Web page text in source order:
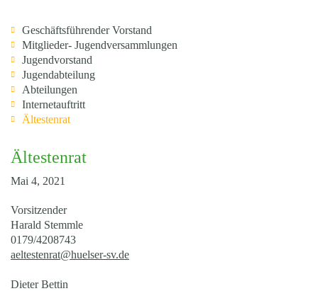
Geschäftsführender Vorstand
Mitglieder- Jugendversammlungen
Jugendvorstand
Jugendabteilung
Abteilungen
Internetauftritt
Ältestenrat
Ältestenrat
Mai 4, 2021
Vorsitzender
Harald Stemmle
0179/4208743
aeltestenrat@huelser-sv.de
Dieter Bettin